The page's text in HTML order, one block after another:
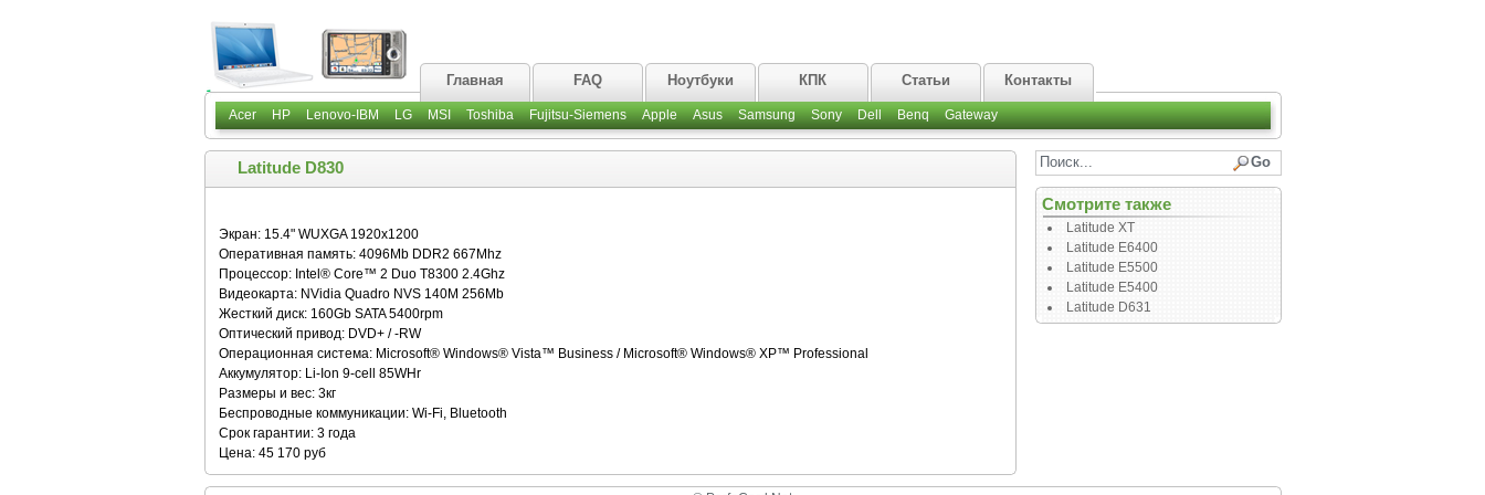
Главная FAQ Ноутбуки КПК Статьи Контакты
Acer HP Lenovo-IBM LG MSI Toshiba Fujitsu-Siemens Apple Asus Samsung Sony Dell Benq Gateway
Latitude D830
Экран: 15.4" WUXGA 1920x1200
Оперативная память: 4096Mb DDR2 667Mhz
Процессор: Intel® Core™ 2 Duo T8300 2.4Ghz
Видеокарта: NVidia Quadro NVS 140M 256Mb
Жесткий диск: 160Gb SATA 5400rpm
Оптический привод: DVD+ / -RW
Операционная система: Microsoft® Windows® Vista™ Business / Microsoft® Windows® XP™ Professional
Аккумулятор: Li-Ion 9-cell 85WHr
Размеры и вес: 3кг
Беспроводные коммуникации: Wi-Fi, Bluetooth
Срок гарантии: 3 года
Цена: 45 170 руб
Смотрите также
Latitude XT
Latitude E6400
Latitude E5500
Latitude E5400
Latitude D631